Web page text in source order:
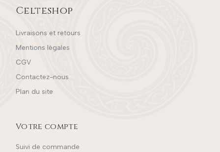
Celteshop
Livraisons et retours
Mentions légales
CGV
Contactez-nous
Plan du site
Votre compte
Suivi de commande